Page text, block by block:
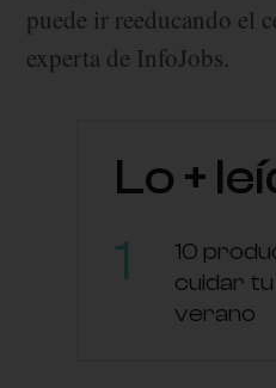
puede ir reeducando el
experta de InfoJobs.
Lo +
10
cuidar tu
verano